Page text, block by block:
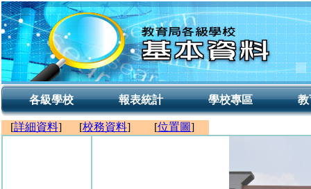
各級學校 報表統計 學校專區 教
[詳細資料] [校務資料] [位置圖]